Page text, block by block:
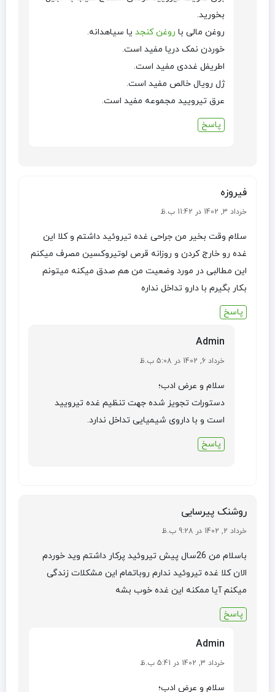
بخورید.
روغن مالی با روغن کنجد یا سیاهدانه.
خوردن نمک دریا مفید است.
اطریفل غددی مفید است.
ژل رویال خالص مفید است.
عرق تیرویید مجموعه مفید است.
پاسخ
فیروزه
خرداد 3, 1402 در 11:42 ب.ظ
سلام وقت بخیر من جراحی غده تیروئید داشتم و کلا این
غده رو خارج کردن و روزانه قرص لوتیروکسین مصرف میکنم
این مطالبی در مورد وضعیت من هم صدق میکنه میتونم
بکار بگیرم با دارو تداخل نداره
پاسخ
Admin
خرداد 6, 1402 در 5:08 ب.ظ
سلام و عرض ادب؛
دستورات تجویز شده جهت تنظیم غده تیرویید
است و با داروی شیمیایی تداخل ندارد.
پاسخ
روشنک پیرسایی
خرداد 2, 1402 در 9:28 ب.ظ
باسلام من 26سال پیش تیروئید پرکار داشتم وید خوردم
الان کلا غده تیروئید ندارم روباتمام این مشکلات زندگی
میکنم آیا ممکنه این غده خوب بشه
پاسخ
Admin
خرداد 3, 1402 در 5:41 ب.ظ
سلام و عرض ادب؛